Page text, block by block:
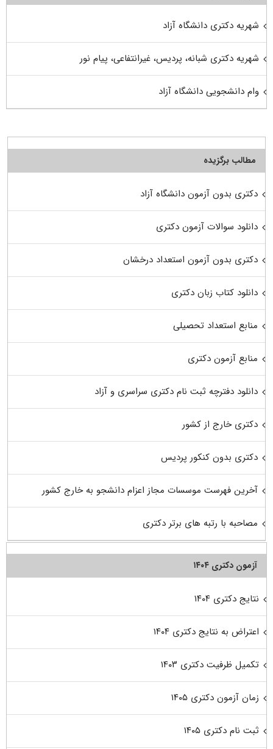
شهریه دکتری دانشگاه آزاد
شهریه دکتری شبانه، پردیس، غیرانتفاعی، پیام نور
وام دانشجویی دانشگاه آزاد
مطالب برگزیده
دکتری بدون آزمون دانشگاه آزاد
دانلود سوالات آزمون دکتری
دکتری بدون آزمون استعداد درخشان
دانلود کتاب زبان دکتری
منابع استعداد تحصیلی
منابع آزمون دکتری
دانلود دفترچه ثبت نام دکتری سراسری و آزاد
دکتری خارج از کشور
دکتری بدون کنکور پردیس
آخرین فهرست موسسات مجاز اعزام دانشجو به خارج کشور
مصاحبه با رتبه های برتر دکتری
آزمون دکتری ۱۴۰۴
نتایج دکتری ۱۴۰۴
اعتراض به نتایج دکتری ۱۴۰۴
تکمیل ظرفیت دکتری ۱۴۰۳
زمان آزمون دکتری ۱۴۰۵
ثبت نام دکتری ۱۴۰۵